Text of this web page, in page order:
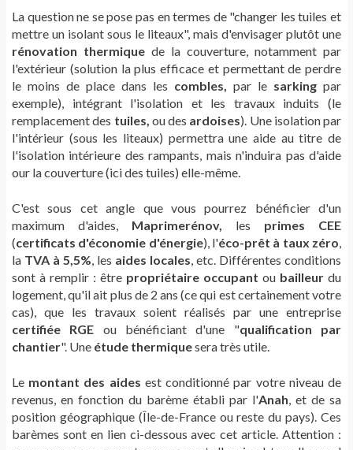
La question ne se pose pas en termes de "changer les tuiles et
mettre un isolant sous le liteaux", mais d'envisager plutôt une
rénovation thermique de la couverture, notamment par
l'extérieur (solution la plus efficace et permettant de perdre
le moins de place dans les combles, par le sarking par
exemple), intégrant l'isolation et les travaux induits (le
remplacement des tuiles, ou des ardoises). Une isolation par
l'intérieur (sous les liteaux) permettra une aide au titre de
l'isolation intérieure des rampants, mais n'induira pas d'aide
our la couverture (ici des tuiles) elle-même.
C'est sous cet angle que vous pourrez bénéficier d'un
maximum d'aides, Maprimerénov, les primes CEE
(certificats d'économie d'énergie), l'éco-prêt à taux zéro
la TVA à 5,5% , les aides locales , etc. Différentes conditions
sont à remplir : être propriétaire occupant ou bailleur du
logement, qu'il ait plus de 2 ans (ce qui est certainement votre
cas), que les travaux soient réalisés par une entreprise
certifiée RGE ou bénéficiant d'une "qualification par
chantier". Une étude thermiquesera très utile.
Le montant des aides est conditionné par votre niveau de
revenus, en fonction du barème établi par l'Anah , et de sa
position géographique (Île-de-France ou reste du pays). Ces
barèmes sont en lien ci-dessous avec cet article. Attention :